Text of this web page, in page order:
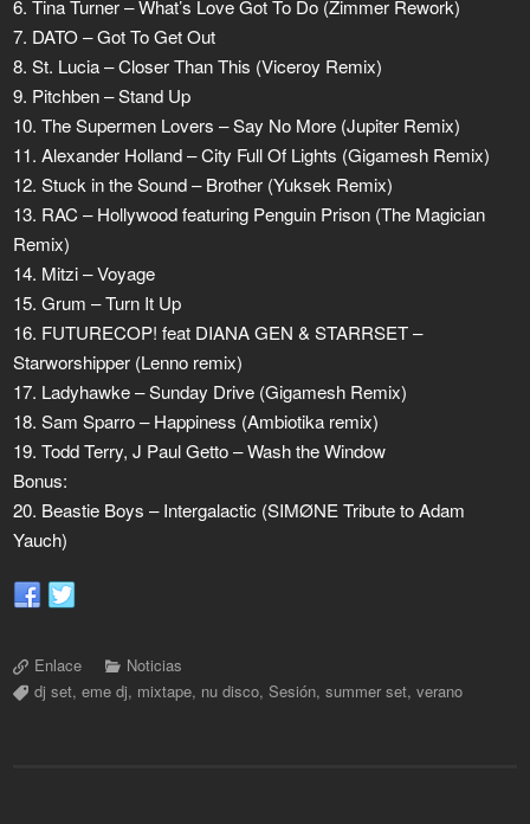
6. Tina Turner – What’s Love Got To Do (Zimmer Rework)
7. DATO – Got To Get Out
8. St. Lucia – Closer Than This (Viceroy Remix)
9. Pitchben – Stand Up
10. The Supermen Lovers – Say No More (Jupiter Remix)
11. Alexander Holland – City Full Of Lights (Gigamesh Remix)
12. Stuck in the Sound – Brother (Yuksek Remix)
13. RAC – Hollywood featuring Penguin Prison (The Magician
Remix)
14. Mitzi – Voyage
15. Grum – Turn It Up
16. FUTURECOP! feat DIANA GEN & STARRSET –
Starworshipper (Lenno remix)
17. Ladyhawke – Sunday Drive (Gigamesh Remix)
18. Sam Sparro – Happiness (Ambiotika remix)
19. Todd Terry, J Paul Getto – Wash the Window
Bonus:
20. Beastie Boys – Intergalactic (SIMØNE Tribute to Adam
Yauch)
Enlace
Noticias
dj set,eme dj, mixtape, nu disco,Sesión,summer set,verano